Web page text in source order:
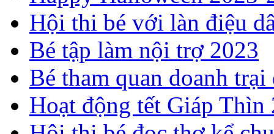
Hội thi bé với làn điệu
Bé tập làm nội trợ 2023
Bé tham quan doanh
Hoạt động tết Giáp Thìn